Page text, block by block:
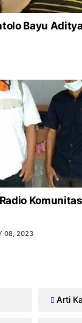
Aditya Belum
08, 2023
Arti